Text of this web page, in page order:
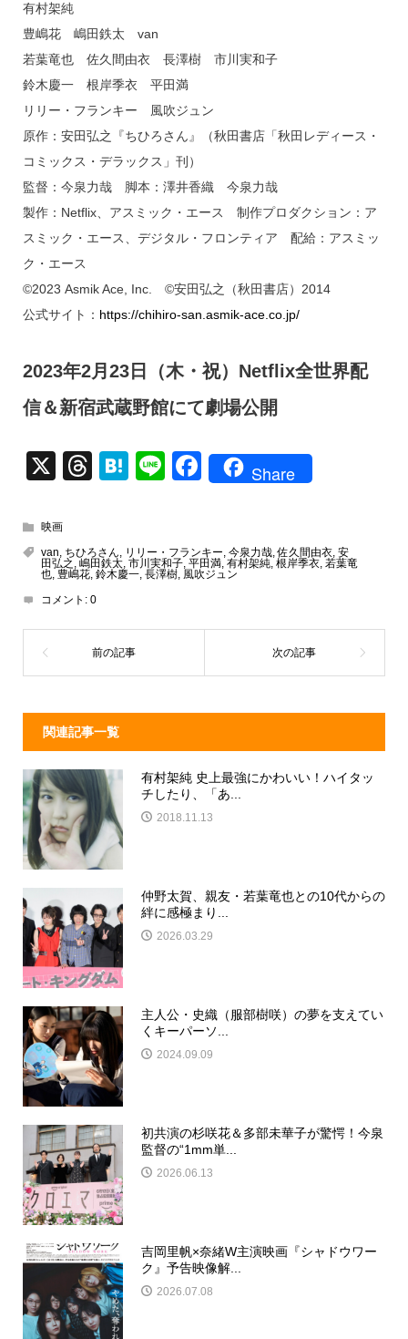
有村架純
豊嶋花 嶋田鉄太 van
若葉竜也 佐久間由衣 長澤樹 市川実和子
鈴木慶一 根岸季衣 平田満
リリー・フランキー 風吹ジュン
原作：安田弘之『ちひろさん』（秋田書店「秋田レディース・
コミックス・デラックス」刊）
監督：今泉力哉 脚本：澤井香織 今泉力哉
製作：Netflix、アスミック・エース 制作プロダクション：ア
スミック・エース、デジタル・フロンティア 配給：アスミッ
ク・エース
©2023 Asmik Ace, Inc. ©安田弘之（秋田書店）2014
公式サイト： https://chihiro-san.asmik-ace.co.jp/
2023年2月23日（木・祝）Netflix全世界配
信＆新宿武蔵野館にて劇場公開
X
T
a
d
s
H
n
a
Li
F
e
b
o
k
Share
映画
van, ちひろさん, リリー・フランキー, 今泉力哉,佐久間由衣, 安
田弘之 , 嶋田鉄太, 市川実和子, 平田満, 有村架純, 根岸季衣, 若葉竜
也, 豊嶋花, 鈴木慶一, 長澤樹, 風吹ジュン
コメント: 0
関連記事一覧
有村架純 史上最強にかわいい！ハイタッ
チしたり、「あ...
2018.11.13
仲野太賀、親友・若葉竜也との10代からの
絆に感極まり...
2026.03.29
主人公・史織（服部樹咲）の夢を支えてい
くキーパーソ...
2024.09.09
初共演の杉咲花＆多部未華子が驚愕！今泉
監督の“1mm単...
2026.06.13
吉岡里帆×奈緒W主演映画『シャドウワー
ク』予告映像解...
2026.07.08